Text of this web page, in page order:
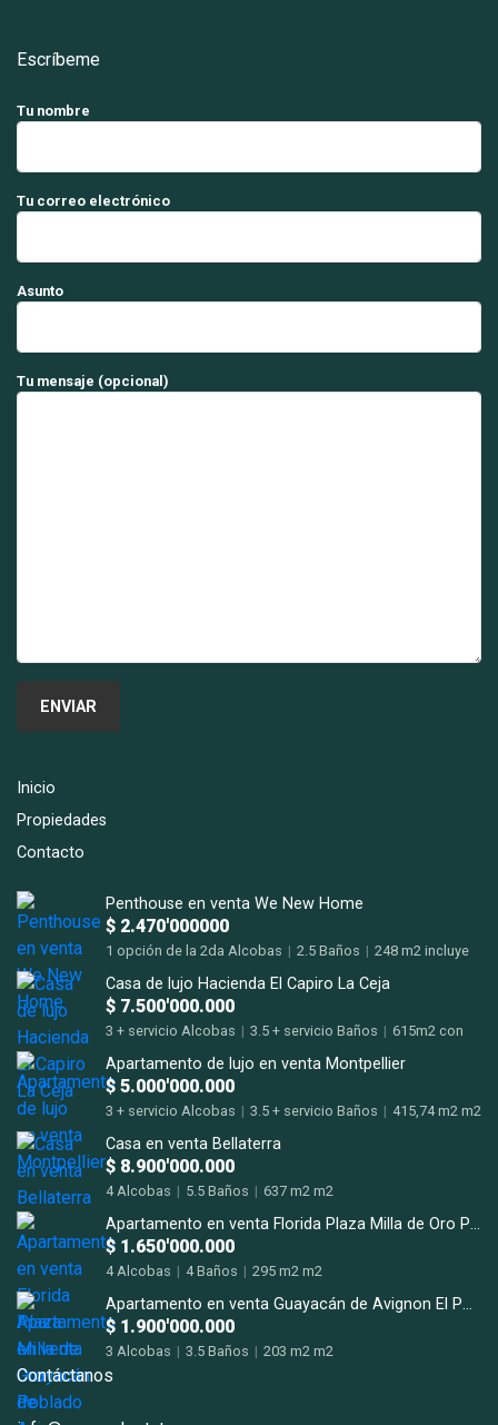
Escríbeme
Tu nombre
Tu correo electrónico
Asunto
Tu mensaje (opcional)
Inicio
Propiedades
Contacto
Penthouse en venta We New Home
$ 2.470'000000
1 opción de la 2da Alcobas | 2.5 Baños | 248 m2 incluye
Casa de lujo Hacienda El Capiro La Ceja
$ 7.500'000.000
3 + servicio Alcobas | 3.5 + servicio Baños | 615m2 con
Apartamento de lujo en venta Montpellier
$ 5.000'000.000
3 + servicio Alcobas | 3.5 + servicio Baños | 415,74 m2 m2
Casa en venta Bellaterra
$ 8.900'000.000
4 Alcobas | 5.5 Baños | 637 m2 m2
Apartamento en venta Florida Plaza Milla de Oro Poblado
$ 1.650'000.000
4 Alcobas | 4 Baños | 295 m2 m2
Apartamento en venta Guayacán de Avignon El Poblado San Lucas.
$ 1.900'000.000
3 Alcobas | 3.5 Baños | 203 m2 m2
Contáctanos